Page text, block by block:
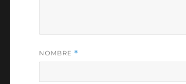
NOMBRE *